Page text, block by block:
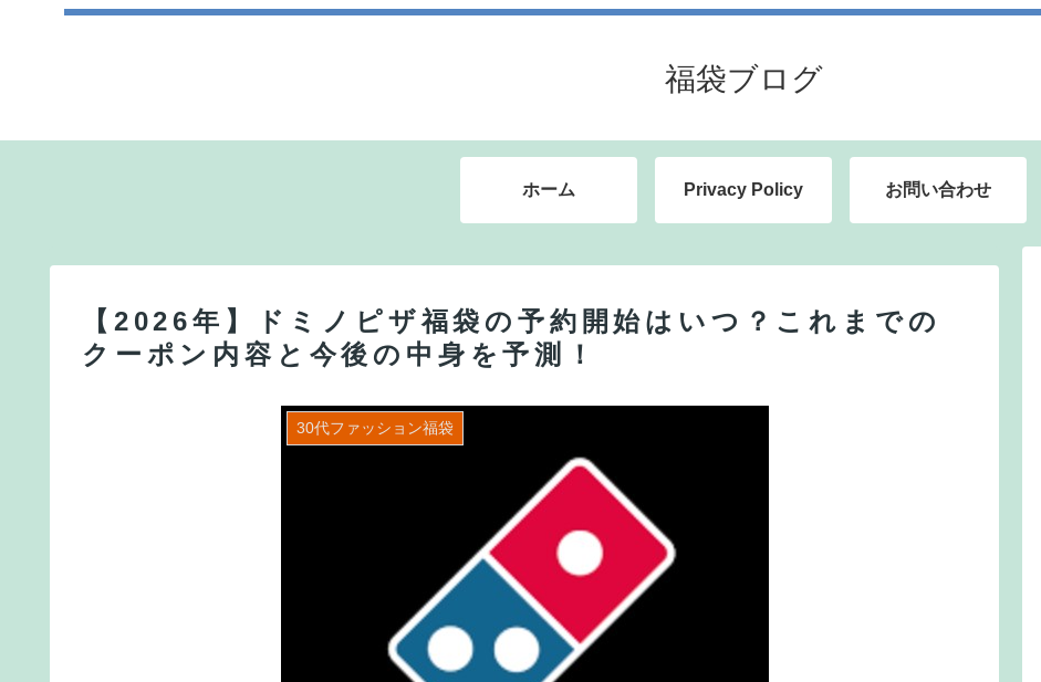
福袋ブログ
ホーム Privacy Policy お問い合わせ
【2026年】ドミノピザ福袋の予約開始はいつ？これまでの
クーポン内容と今後の中身を予測！
30代ファッション福袋